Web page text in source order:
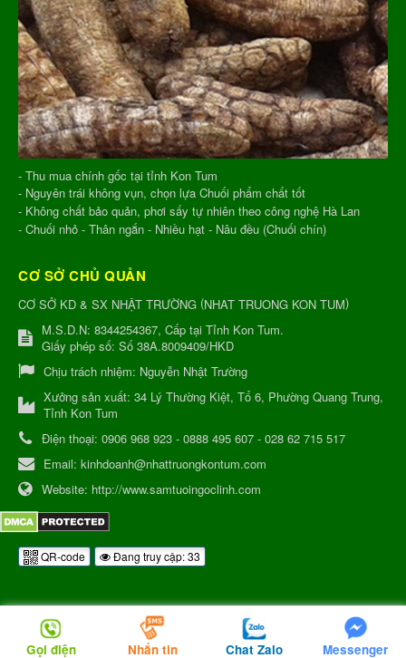
- Thu mua chính gốc tại tỉnh Kon Tum
- Nguyên trái không vụn, chọn lựa Chuối phẩm chất tốt
- Không chất bảo quản, phơi sấy tự nhiên theo công nghệ Hà Lan
- Chuối nhỏ - Thân ngắn - Nhiều hạt - Nâu đều (Chuối chín)
CƠ SỞ CHỦ QUẢN
CƠ SỞ KD & SX NHẬT TRƯỜNG (NHAT TRUONG KON TUM)
M.S.D.N: 8344254367, Cấp tại Tỉnh Kon Tum.
Giấy phép số: Số 38A.8009409/HKD
Chịu trách nhiệm: Nguyễn Nhật Trường
Xưởng sản xuất: 34 Lý Thường Kiệt, Tổ 6, Phường Quang Trung,
Tỉnh Kon Tum
Điện thoại: 0906 968 923 - 0888 495 607 - 028 62 715 517
Email: kinhdoanh@nhattruongkontum.com
Website: http://www.samtuoingoclinh.com
QR-code Đang truy cập: 33
Gọi điện Nhắn tin Chat Zalo Messenger